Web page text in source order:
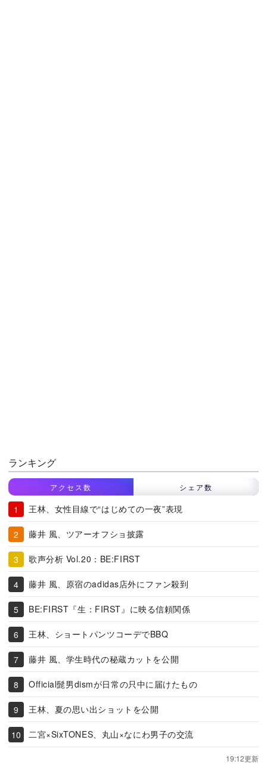
ランキング
アクセス数 シェア数
王林、女性目線で“はじめての一夜”表現
藤井 風、ツアーオフショ披露
歌声分析 Vol.20：BE:FIRST
藤井 風、原宿のadidas店外にファン殺到
BE:FIRST『生：FIRST』に映る信頼関係
王林、ショートパンツコーデでBBQ
藤井 風、学生時代の秘蔵カットを公開
Official髭男dismが日常の只中に届けたもの
王林、夏の思い出ショットを公開
二宮×SixTONES、丸山×なにわ男子の交流
19:12更新